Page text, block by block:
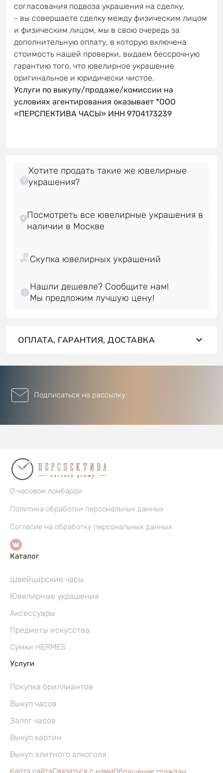
согласования подвоза украшения на сделку,
- вы совершаете сделку между физическим лицом
и физическим лицом, мы в свою очередь за
дополнительную оплату, в которую включена
стоимость нашей проверки, выдаем бессрочную
гарантию того, что ювелирное украшение
оригинальное и юридически чистое.
Услуги по выкупу/продаже/комиссии на
условиях агентирования оказывает *ООО
«ПЕРСПЕКТИВА ЧАСЫ» ИНН 9704173239
Хотите продать такие же ювелирные
украшения?
Посмотреть все ювелирные украшения в
Нашли дешевле? Сообщите нам!
Мы предложим лучшую цену!
ОПЛАТА, ГАРАНТИЯ, ДОСТАВКА
Подписаться на рассылку
О часовом ломбарде
Политика обработки персональных данных
Согласие на обработку персональных данных
Каталог
Швейцарские часы
Ювелирные украшения
Аксессуары
Предметы искусства
Сумки HERMES
Услуги
Покупка бриллиантов
Выкуп часов
Залог часов
Выкуп картин
Выкуп элитного алкоголя
Карта сайтаСвязаться с нами